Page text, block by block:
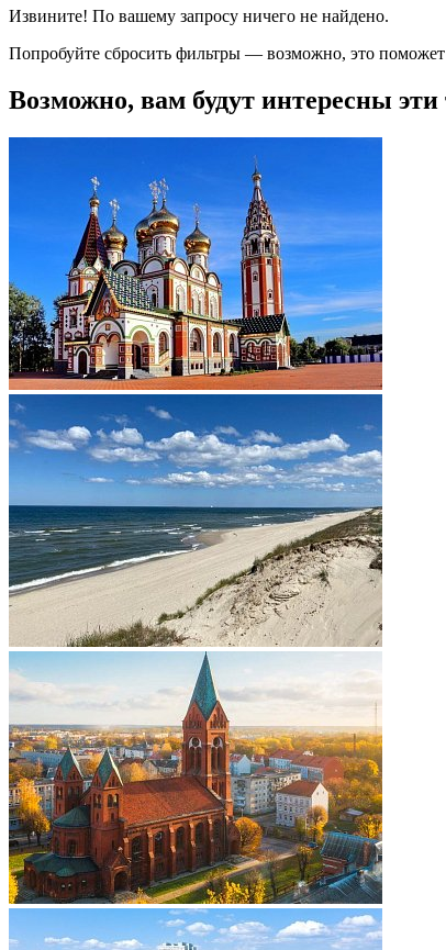
Извините! По вашему запросу ничего не найдено.
Попробуйте сбросить фильтры — возможно, это
Возможно, вам будут интересны